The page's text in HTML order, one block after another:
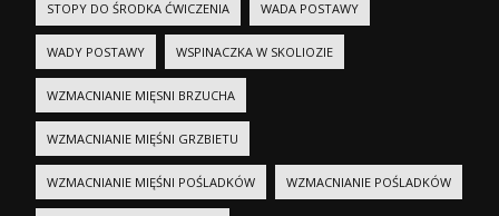
STOPY DO ŚRODKA ĆWICZENIA WADA POSTAWY
WADY POSTAWY WSPINACZKA W SKOLIOZIE
WZMACNIANIE MIĘSNI BRZUCHA
WZMACNIANIE MIĘŚNI GRZBIETU
WZMACNIANIE MIĘŚNI POŚLADKÓW WZMACNIANIE POŚLADKÓW